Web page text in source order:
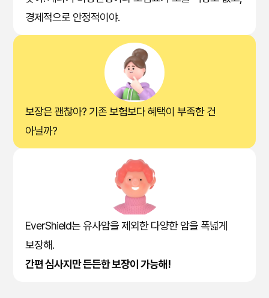
경제적으로 안정적이야.
보장은 괜찮아? 기존 보험보다 혜택이 부족한 건
아닐까?
EverShield는 유사암을 제외한 다양한 암을 폭넓게
보장해.
간편 심사지만 든든한 보장이 가능해!